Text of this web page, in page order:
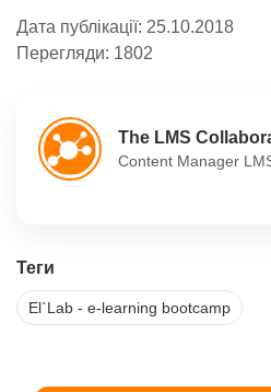
Дата публікації: 25.10.2018
Перегляди: 1802
The LMS
Content Manager
Теги
El`Lab - e-learning bootcamp